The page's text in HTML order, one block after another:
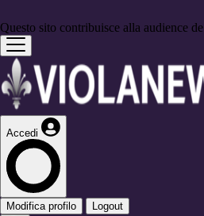
Questo sito contribuisce alla audience de
Accedi
Modifica profilo Logout